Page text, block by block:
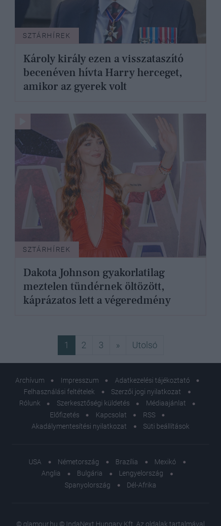
SZTÁRHÍREK
Károly király ezen a visszataszító
becenéven hívta Harry herceget,
amikor az gyerek volt
SZTÁRHÍREK
Dakota Johnson gyakorlatilag
meztelen tündérnek öltözött,
káprázatos lett a végeredmény
1 2 3 »Következő
UtolsóUtolsó
Archívum Impresszum
Adatkezelési tájékoztató
Felhasználási feltételek
Szerzői jogi nyilatkozat
Rólunk
Szerkesztőségi küldetés
Médiaajánlat
Előfizetés
Kapcsolat
RSS
Akadálymentesítési nyilatkozat
Süti beállítások
USA Németország Brazília
Mexikó
Anglia
Bulgária
Lengyelország
Spanyolország
Dél-Afrika
© glamour.hu © IndaNext Hungary Kft. Az oldalak tartalmával